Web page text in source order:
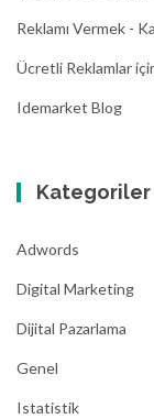
Reklamı Vermek -
Ücretli Reklamlar
Idemarket Blog
Kategoriler
Adwords
Digital Marketing
Dijital Pazarlama
Genel
Istatistik